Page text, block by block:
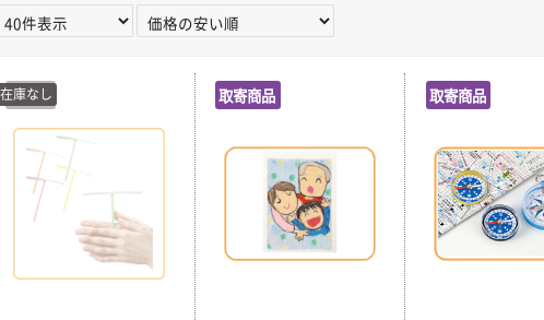
在庫切
在庫なし 取寄商品 取寄商品